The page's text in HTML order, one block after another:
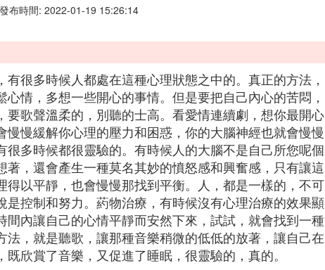
發布時間: 2022-01-19 15:26:14
很多時候人都處在這種心理狀態之中的。真正的方法，
情，多想一些開心的事情。但是要把自己內心的苦悶，
要歌聲溫柔的，別聽的士高。看愛情連續劇，想你最開心
慢緩解你心理的壓力和困惑，你的大腦神經也就會慢慢
多時候都很靈驗的。有時候人的大腦不是自己所您呢個
，還會產生一種莫名其妙的憤怒感和興奮感，只有讓這
以平靜，也會慢慢那找到平衡。人，都是一樣的，不可
控制和努力。葯物治療，有時候沒有心理治療的效果顯
內讓自己的心情平靜而安然下來，試試，就會找到一種
，就是聽歌，讓那種音樂稍微的低低的放著，讓自己在
欣賞了音樂，又促進了睡眠，很靈驗的，真的。